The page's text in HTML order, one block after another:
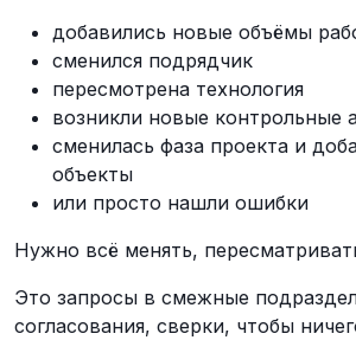
добавились новые объёмы
сменился подрядчик
пересмотрена технология
возникли новые контрольные
сменилась фаза проекта и
объекты
или просто нашли ошибки
Нужно всё менять,
Это запросы в смежные
согласования, сверки, чтобы